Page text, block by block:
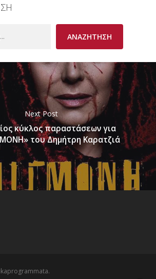
ΑΝΑΖΗΤΗΣΗ
Next Post
κύκλος παραστάσεων για
του Δημήτρη Καρατζιά